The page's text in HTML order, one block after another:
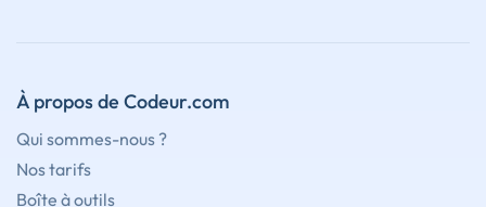
À propos de Codeur.com
Qui sommes-nous ?
Nos tarifs
Boîte à outils